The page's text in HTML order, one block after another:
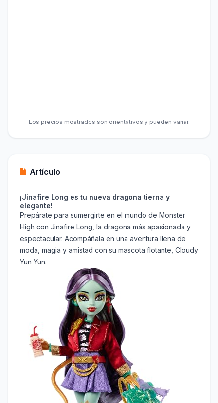
Los precios mostrados son orientativos y pueden variar.
Artículo
¡Jinafire Long es tu nueva dragona tierna y
elegante!
Prepárate para sumergirte en el mundo de Monster
High con Jinafire Long, la dragona más apasionada y
espectacular. Acompáñala en una aventura llena de
moda, magia y amistad con su mascota flotante, Cloudy
Yun Yun.